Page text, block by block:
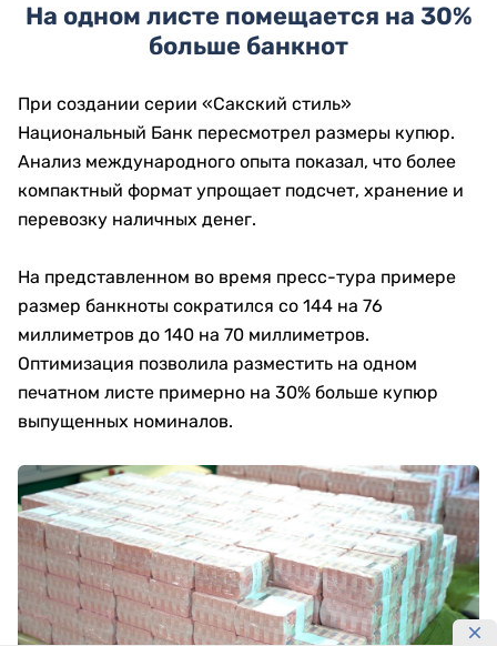
На одном листе помещается на 30%
больше банкнот
При создании серии «Сакский стиль»
Национальный Банк пересмотрел размеры купюр.
Анализ международного опыта показал, что более
компактный формат упрощает подсчет, хранение и
перевозку наличных денег.
На представленном во время пресс-тура примере
размер банкноты сократился со 144 на 76
миллиметров до 140 на 70 миллиметров.
Оптимизация позволила разместить на одном
печатном листе примерно на 30% больше купюр
выпущенных номиналов.